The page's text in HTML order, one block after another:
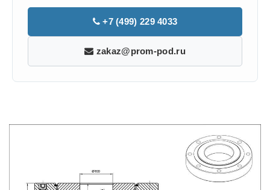
+7 (499) 229 4033
zakaz@prom-pod.ru